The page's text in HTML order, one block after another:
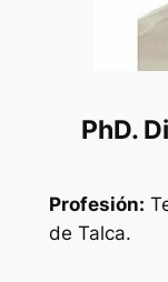
PhD.
Profesión:
de Talca.